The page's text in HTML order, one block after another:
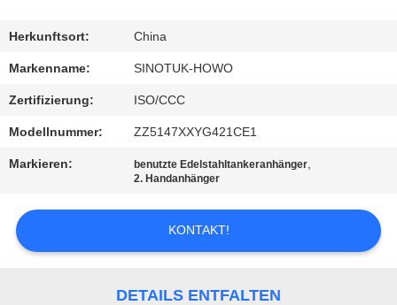
SIE
MIT
UNS
IN
VERBINDUNG
FORDERN
SIE EIN
Herkunftsort: China
Markenname: SINOTUK-HOWO
Zertifizierung: ISO/CCC
Modellnummer: ZZ5147XXYG421CE1
Markieren: benutzte Edelstahltankeranhänger,
2. Handanhänger
KONTAKT!
DETAILS ENTFALTEN